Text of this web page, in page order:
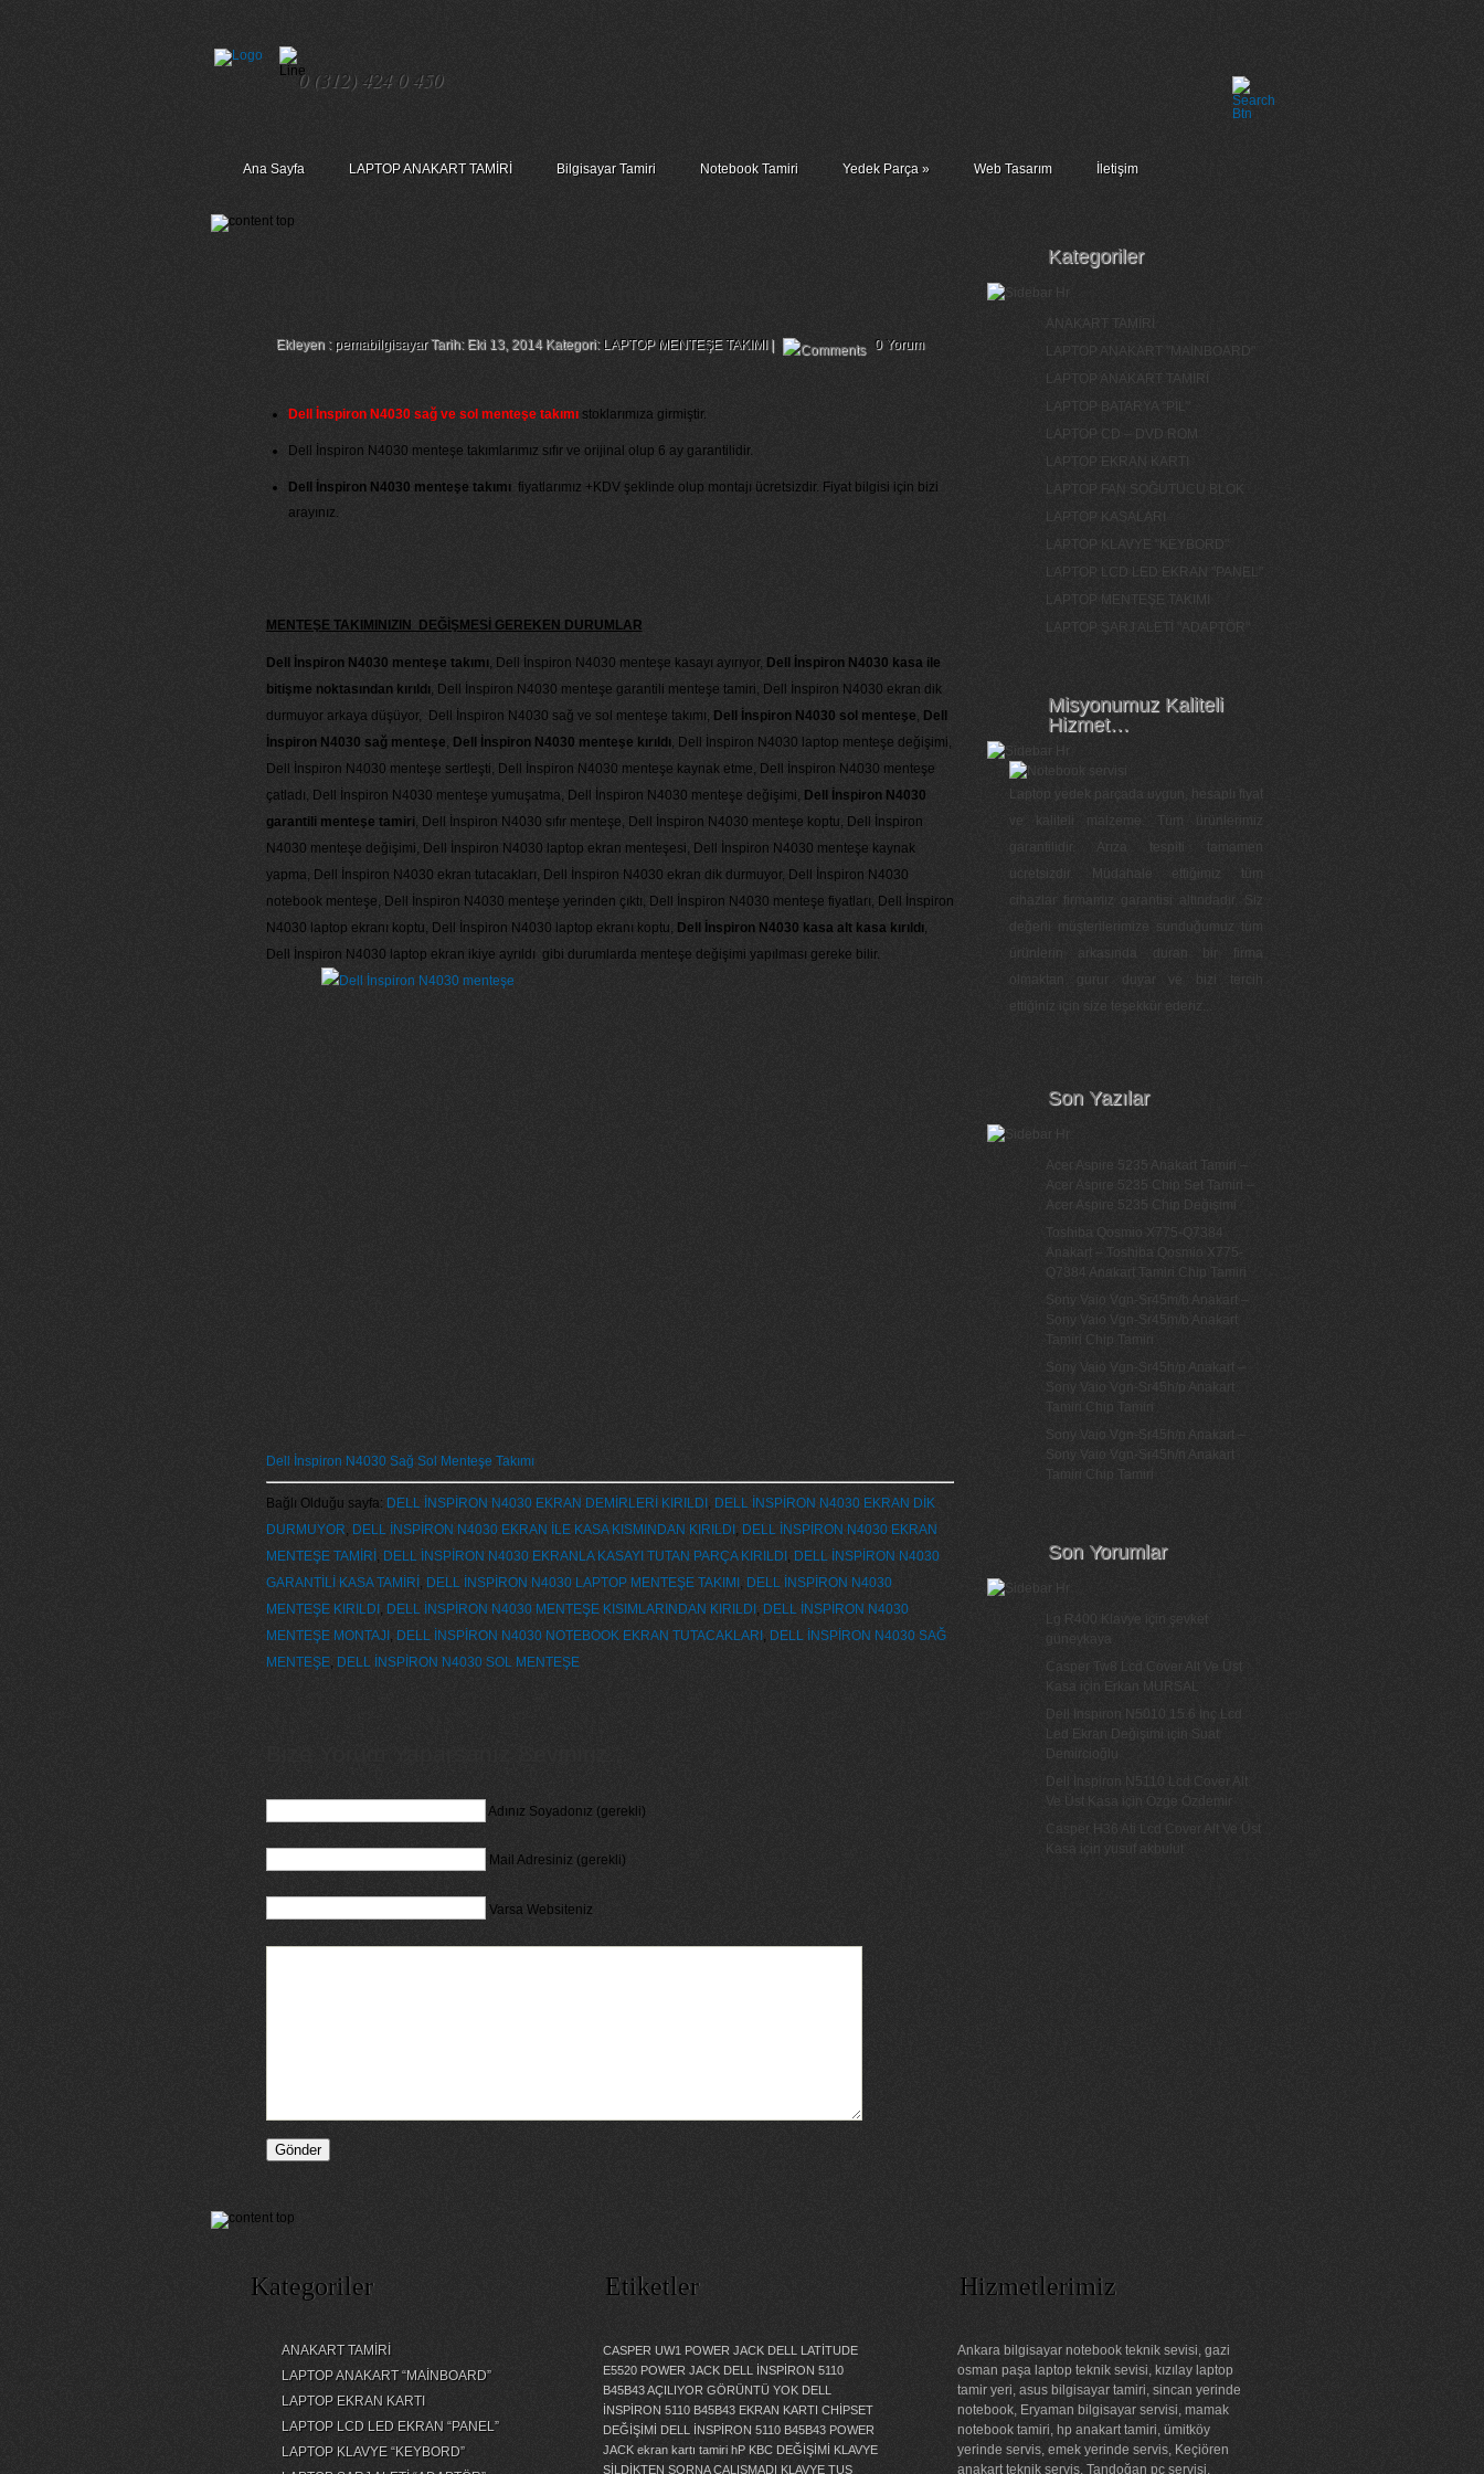
0 (312) 424 0 450
Ana Sayfa LAPTOP ANAKART TAMİRİ Bilgisayar Tamiri Notebook Tamiri Yedek Parça» Web Tasarım İletişim
Ekleyen : pemabilgisayarTarih: Eki 13, 2014 Kategori: LAPTOP MENTEŞE TAKIMI| 0 Yorum
Dell İnspiron N4030 sağ ve sol menteşe takımıstoklarımıza girmiştir.
Dell İnspiron N4030 menteşe takımlarımız sıfır ve orijinal olup 6 ay garantilidir.
Dell İnspiron N4030 menteşe takımı fiyatlarımız +KDV şeklinde olup montajı ücretsizdir. Fiyat bilgisi için bizi
arayınız.
MENTEŞE TAKIMINIZIN DEĞİŞMESİ GEREKEN DURUMLAR
Dell İnspiron N4030 menteşe takımı, Dell İnspiron N4030 menteşe kasayı ayırıyor, Dell İnspiron N4030 kasa ile
bitişme noktasından kırıldı, Dell İnspiron N4030 menteşe garantili menteşe tamiri, Dell İnspiron N4030 ekran dik
durmuyor arkaya düşüyor, Dell İnspiron N4030 sağ ve sol menteşe takımı, Dell İnspiron N4030 sol menteşe, Dell
İnspiron N4030 sağ menteşe, Dell İnspiron N4030 menteşe kırıldı, Dell İnspiron N4030 laptop menteşe değişimi,
Dell İnspiron N4030 menteşe sertleşti, Dell İnspiron N4030 menteşe kaynak etme, Dell İnspiron N4030 menteşe
çatladı, Dell İnspiron N4030 menteşe yumuşatma, Dell İnspiron N4030 menteşe değişimi, Dell İnspiron N4030
garantili menteşe tamiri, Dell İnspiron N4030 sıfır menteşe, Dell İnspiron N4030 menteşe koptu, Dell İnspiron
N4030 menteşe değişimi, Dell İnspiron N4030 laptop ekran menteşesi, Dell İnspiron N4030 menteşe kaynak
yapma, Dell İnspiron N4030 ekran tutacakları, Dell İnspiron N4030 ekran dik durmuyor, Dell İnspiron N4030
notebook menteşe, Dell İnspiron N4030 menteşe yerinden çıktı, Dell İnspiron N4030 menteşe fiyatları, Dell İnspiron
N4030 laptop ekranı koptu, Dell İnspiron N4030 laptop ekranı koptu, Dell İnspiron N4030 kasa alt kasa kırıldı,
Dell İnspiron N4030 laptop ekran ikiye ayrıldı gibi durumlarda menteşe değişimi yapılması gereke bilir.
Dell İnspiron N4030 Sağ Sol Menteşe Takımı
Bağlı Olduğu sayfa: DELL İNSPİRON N4030 EKRAN DEMİRLERİ KIRILDI , DELL İNSPİRON N4030 EKRAN DİK
DURMUYOR, DELL İNSPİRON N4030 EKRAN İLE KASA KISMINDAN KIRILDI , DELL İNSPİRON N4030 EKRAN
MENTEŞE TAMİRİ , DELL İNSPİRON N4030 EKRANLA KASAYI TUTAN PARÇA KIRILDI , DELL İNSPİRON N4030
GARANTİLİ KASA TAMİRİ , DELL İNSPİRON N4030 LAPTOP MENTEŞE TAKIMI , DELL İNSPİRON N4030
MENTEŞE KIRILDI , DELL İNSPİRON N4030 MENTEŞE KISIMLARINDAN KIRILDI , DELL İNSPİRON N4030
MENTEŞE MONTAJI , DELL İNSPİRON N4030 NOTEBOOK EKRAN TUTACAKLARI , DELL İNSPİRON N4030 SAĞ
MENTEŞE, DELL İNSPİRON N4030 SOL MENTEŞE
Adınız Soyadonız (gerekli)
Mail Adresiniz (gerekli)
Varsa Websiteniz
Kategoriler
ANAKART TAMİRİ
LAPTOP ANAKART "MAİNBOARD"
LAPTOP ANAKART TAMİRİ
LAPTOP BATARYA "PİL"
LAPTOP CD – DVD ROM
LAPTOP EKRAN KARTI
LAPTOP FAN SOĞUTUCU BLOK
LAPTOP KASALARI
LAPTOP KLAVYE "KEYBORD"
LAPTOP LCD LED EKRAN "PANEL"
LAPTOP MENTEŞE TAKIMI
LAPTOP ŞARJ ALETİ "ADAPTÖR"
Misyonumuz Kaliteli
Hizmet…
Laptop yedek parçada uygun, hesaplı fiyat
ve kaliteli malzeme. Tüm ürünlerimiz
garantilidir. Arıza tespiti tamamen
ücretsizdir. Müdahale ettiğimiz tüm
cihazlar firmamız garantisi altındadır. Siz
değerli müşterilerimize sunduğumuz tüm
ürünlerin arkasında duran bir firma
olmaktan gurur duyar ve bizi tercih
ettiğiniz için size teşekkür ederiz...
Son Yazılar
Acer Aspire 5235 Anakart Tamiri –
Acer Aspire 5235 Chip Set Tamiri –
Acer Aspire 5235 Chip Değişimi
Toshiba Qosmio X775-Q7384
Anakart – Toshiba Qosmio X775-
Q7384 Anakart Tamiri Chip Tamiri
Sony Vaio Vgn-Sr45m/b Anakart –
Sony Vaio Vgn-Sr45m/b Anakart
Tamiri Chip Tamiri
Sony Vaio Vgn-Sr45h/p Anakart –
Sony Vaio Vgn-Sr45h/p Anakart
Tamiri Chip Tamiri
Sony Vaio Vgn-Sr45h/n Anakart –
Sony Vaio Vgn-Sr45h/n Anakart
Tamiri Chip Tamiri
Son Yorumlar
Lg R400 Klavye için
şevket
güneykaya
Casper Tw8 Lcd Cover Alt Ve Üst
Kasa
için
Erkan MURSAL
Dell Inspiron N5010 15.6 İnç Lcd
Led Ekran Değişimi
Suat
Demircioğlu
Dell İnspiron N5110 Lcd Cover Alt
Ve Üst Kasa
için
Özge Özdemir
Casper H36 Ati Lcd Cover Alt Ve Üst
Kasa
için yusuf akbulut
Kategoriler
ANAKART TAMİRİ
LAPTOP ANAKART “MAİNBOARD”
LAPTOP EKRAN KARTI
LAPTOP LCD LED EKRAN “PANEL”
LAPTOP KLAVYE “KEYBORD”
Etiketler
CASPER UW1 POWER JACK DELL LATİTUDE
E5520 POWER JACK DELL İNSPİRON 5110
B45B43 AÇILIYOR GÖRÜNTÜ YOK DELL
İNSPİRON 5110 B45B43 EKRAN KARTI CHİPSET
DEĞİŞİMİ
DELL İNSPİRON 5110 B45B43 POWER
JACK ekran kartı tamiri hP KBC DEĞİŞİMİ
KLAVYE
SİLDİKTEN SORNA ÇALIŞMADI
KLAVYE TUŞ
Hizmetlerimiz
Ankara bilgisayar notebook teknik sevisi, gazi
osman paşa laptop teknik sevisi, kızılay laptop
tamir yeri, asus bilgisayar tamiri, sincan yerinde
notebook, Eryaman bilgisayar servisi, mamak
notebook tamiri, hp anakart tamiri, ümitköy
yerinde servis, emek yerinde servis, Keçiören
anakart teknik servis, Tandoğan pc servisi,